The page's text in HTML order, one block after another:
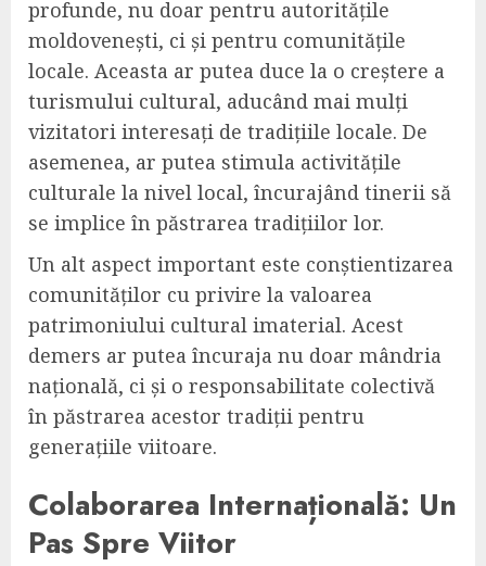
profunde, nu doar pentru autoritățile
moldovenești, ci și pentru comunitățile
locale. Aceasta ar putea duce la o creștere a
turismului cultural, aducând mai mulți
vizitatori interesați de tradițiile locale. De
asemenea, ar putea stimula activitățile
culturale la nivel local, încurajând tinerii să
se implice în păstrarea tradițiilor lor.
Un alt aspect important este conștientizarea
comunităților cu privire la valoarea
patrimoniului cultural imaterial. Acest
demers ar putea încuraja nu doar mândria
națională, ci și o responsabilitate colectivă
în păstrarea acestor tradiții pentru
generațiile viitoare.
Colaborarea Internațională: Un
Pas Spre Viitor